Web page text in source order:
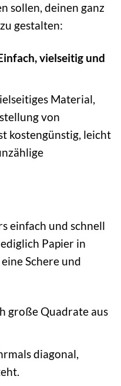
sollen, deinen ganz
gestalten:
vielseitig und
Material,
von
kostengünstig, leicht
einfach und schnell
Papier in
Schere und
große Quadrate aus
diagonal,